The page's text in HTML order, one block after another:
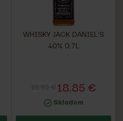
WHISKY JACK DANIEL'S
40% 0,7L
18.85 €
Skladom